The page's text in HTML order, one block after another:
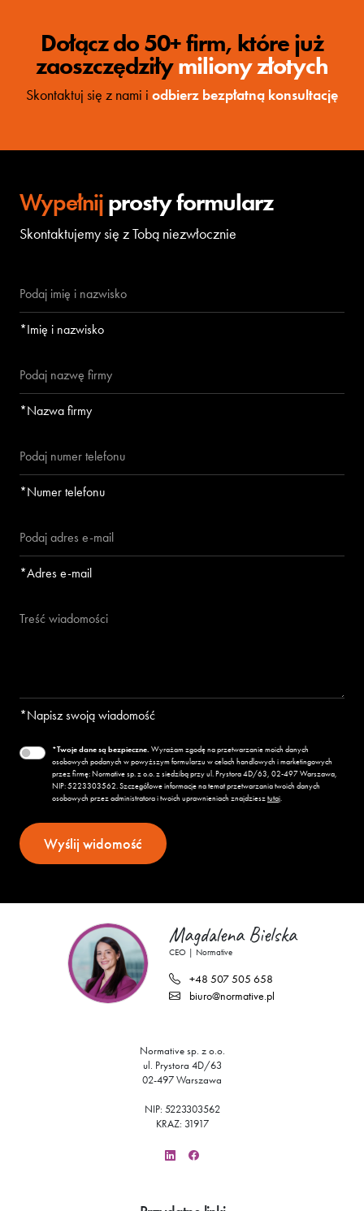
Dołącz do 50+ firm, które już
zaoszczędziłymiliony złotych
Skontaktuj się z nami i odbierz bezpłatną konsultację
Wypełnijprosty formularz
Skontaktujemy się z Tobą niezwłocznie
*Imię i nazwisko
*Nazwa firmy
*Numer telefonu
*Adres e-mail
*Napisz swoją wiadomość
*Twoje dane są bezpieczne. Wyrażam zgodę na przetwarzanie moich danych
osobowych podanych w powyższym formularzu w celach handlowych i marketingowych
przez firmę: Normative sp. z o.o. z siedzibą przy ul. Prystora 4D/63, 02-497 Warszawa,
NIP:5223303562. Szczegółowe informacje na temat przetwarzania twoich danych
osobowych przez administratora i twoich uprawnieniach znajdziesztutaj.
Magdalena Bielska
CEO | Normative
+48 507 505 658
biuro@normative.pl
Normative sp. z o.o.
ul. Prystora 4D/63
02-497 Warszawa
NIP: 5223303562
KRAZ: 31917